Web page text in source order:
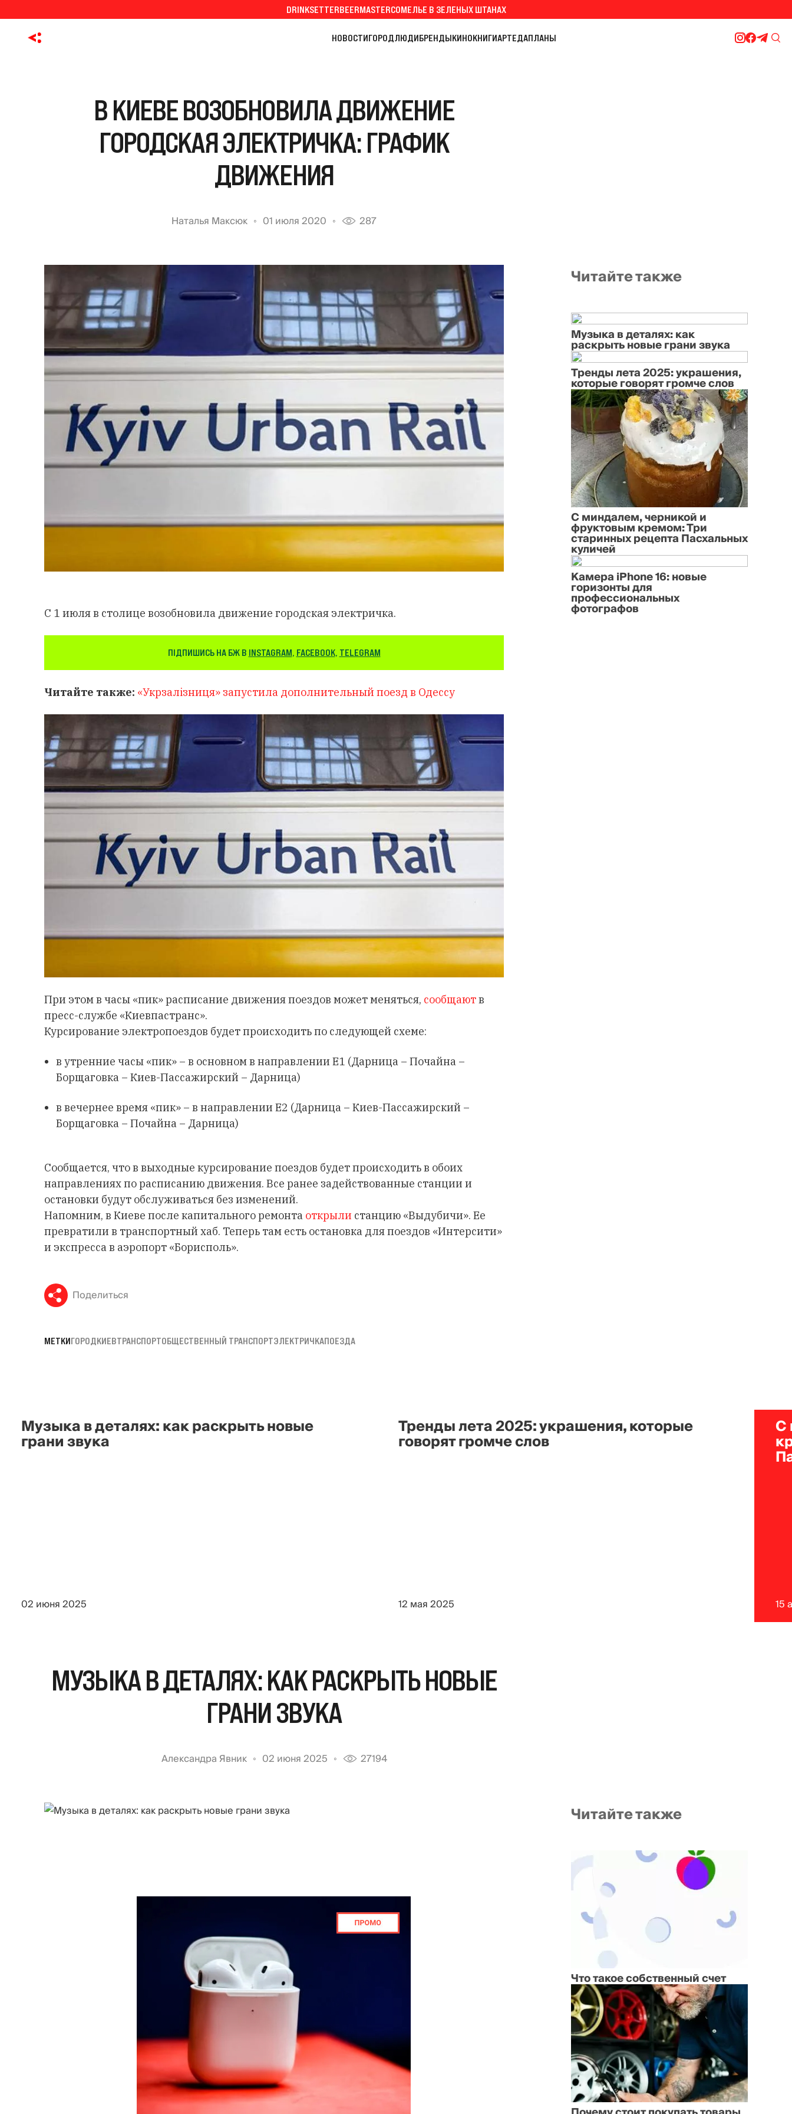
DRINKSETTERBEERMASTERСОМЕЛЬЕ В ЗЕЛЕНЫХ ШТАНАХ
НОВОСТИГОРОДЛЮДИБРЕНДЫКИНОКНИГИАРТЕДАПЛАНЫ
В КИЕВЕ ВОЗОБНОВИЛА ДВИЖЕНИЕ
ГОРОДСКАЯ ЭЛЕКТРИЧКА: ГРАФИК
ДВИЖЕНИЯ
Наталья Максюк 01 июля 2020 287
С 1 июля в столице возобновила движение городская электричка.
ПІДПИШИСЬ НА БЖ В INSTAGRAM, FACEBOOK, TELEGRAM
Читайте также: «Укрзалізниця» запустила дополнительный поезд в Одессу
При этом в часы «пик» расписание движения поездов может меняться, сообщаютв
пресс-службе «Киевпастранс».
Курсирование электропоездов будет происходить по следующей схеме:
в утренние часы «пик» – в основном в направлении Е1 (Дарница – Почайна –
Борщаговка – Киев-Пассажирский – Дарница)
в вечернее время «пик» – в направлении Е2 (Дарница – Киев-Пассажирский –
Борщаговка – Почайна – Дарница)
Сообщается, что в выходные курсирование поездов будет происходить в обоих
направлениях по расписанию движения. Все ранее задействованные станции и
остановки будут обслуживаться без изменений.
Напомним, в Киеве после капитального ремонта открыли станцию «Выдубичи». Ее
превратили в транспортный хаб. Теперь там есть остановка для поездов «Интерсити»
и экспресса в аэропорт «Борисполь».
Поделиться
МЕТКИГОРОДКИЕВТРАНСПОРТОБЩЕСТВЕННЫЙ ТРАНСПОРТЭЛЕКТРИЧКАПОЕЗДА
Читайте также
Музыка в деталях: как
раскрыть новые грани звука
Тренды лета 2025: украшения,
которые говорят громче слов
С миндалем, черникой и
фруктовым кремом: Три
старинных рецепта Пасхальных
куличей
Камера iPhone 16: новые
горизонты для
профессиональных
фотографов
Музыка в деталях: как раскрыть новые
грани звука
02 июня 2025
Тренды лета 2025: украшения, которые
говорят громче слов
12 мая 2025
С
15
МУЗЫКА В ДЕТАЛЯХ: КАК РАСКРЫТЬ НОВЫЕ
ГРАНИ ЗВУКА
Александра Явник 02 июня 2025 27194
Читайте также
Что такое собственный счет